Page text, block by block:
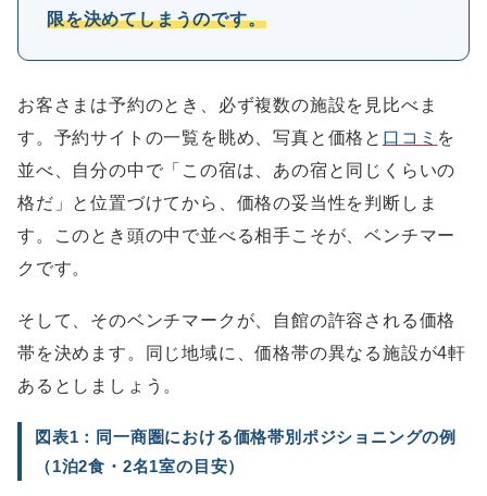
限を決めてしまうのです。
お客さまは予約のとき、必ず複数の施設を見比べま
す。予約サイトの一覧を眺め、写真と価格と 口コミ を
並べ、自分の中で「この宿は、あの宿と同じくらいの
格だ」と位置づけてから、価格の妥当性を判断しま
す。このとき頭の中で並べる相手こそが、ベンチマー
クです。
そして、そのベンチマークが、自館の許容される価格
帯を決めます。同じ地域に、価格帯の異なる施設が4軒
あるとしましょう。
図表1：同一商圏における価格帯別ポジショニングの例
（1泊2食・2名1室の目安）